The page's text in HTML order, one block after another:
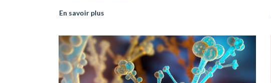
En savoir plus